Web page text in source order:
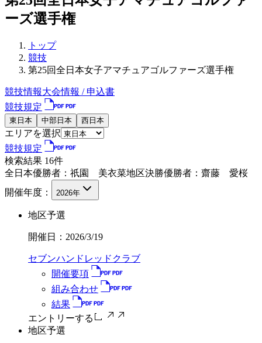
ーズ選手権
トップ
競技
第25回全日本女子アマチュアゴルファーズ選手権
競技情報大会情報 / 申込書
競技規定
東日本 中部日本 西日本
エリアを選択
競技規定
検索結果 16件
全日本優勝者： 祇園 美衣菜地区決勝優勝者： 齋藤 愛桜
開催年度：
2026年
地区予選
開催日： 2026/3/19
セブンハンドレッドクラブ
開催要項
組み合わせ
結果
エントリーする
地区予選